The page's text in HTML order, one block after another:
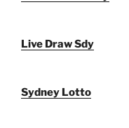
Live Draw Sdy
Sydney Lotto